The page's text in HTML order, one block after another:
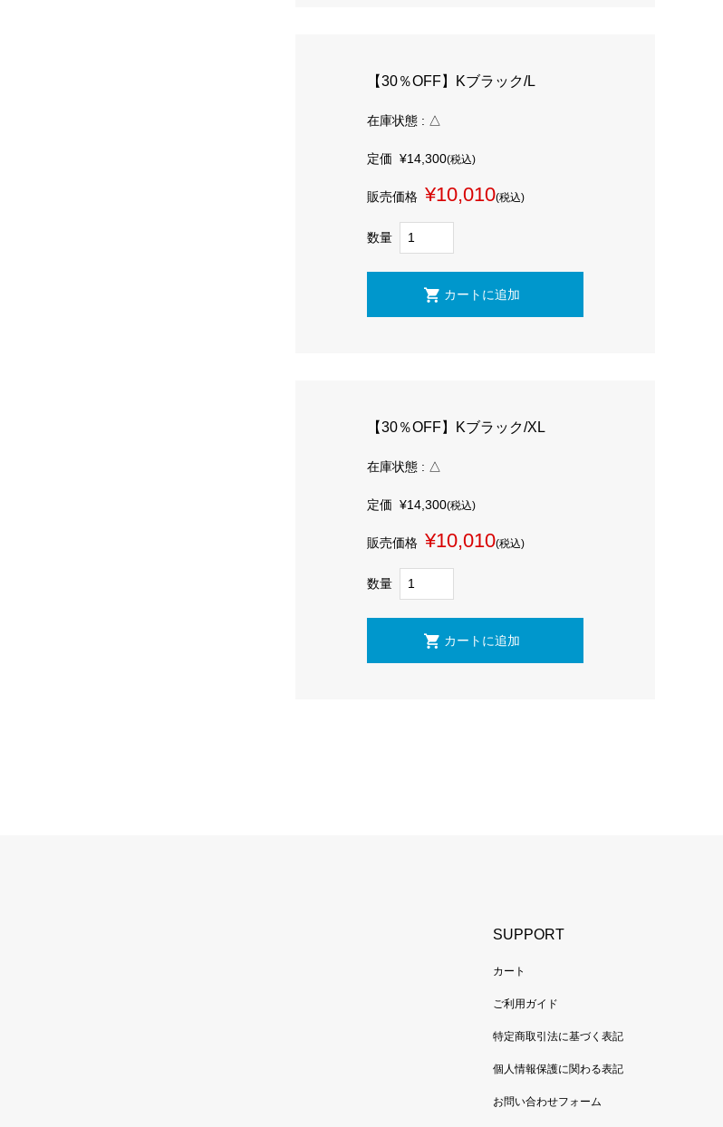
【30％OFF】Kブラック/L
在庫状態 : △
定価¥14,300(税込)
販売価格 ¥10,010(税込)
数量
【30％OFF】Kブラック/XL
在庫状態 : △
定価¥14,300(税込)
販売価格 ¥10,010(税込)
数量
SUPPORT
カート
ご利用ガイド
特定商取引法に基づく表記
個人情報保護に関わる表記
お問い合わせフォーム